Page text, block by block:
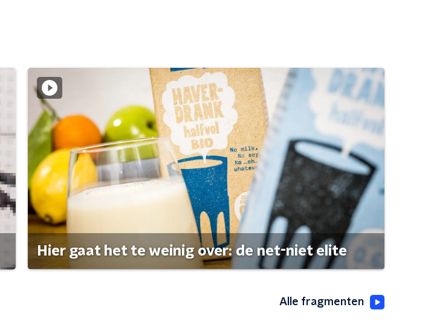
Hier gaat het te weinig over: de net-niet elite
Alle fragmenten